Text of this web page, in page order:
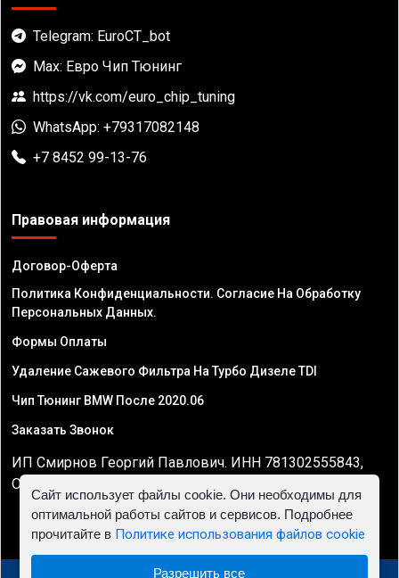
Telegram: EuroCT_bot
Max: Евро Чип Тюнинг
https://vk.com/euro_chip_tuning
WhatsApp: +79317082148
+7 8452 99-13-76
Правовая информация
Договор-Оферта
Политика Конфиденциальности. Согласие На Обработку
Персональных Данных.
Формы Оплаты
Удаление Сажевого Фильтра На Турбо Дизеле TDI
Чип Тюнинг BMW После 2020.06
Заказать Звонок
ИП Смирнов Георгий Павлович. ИНН 781302555843,
ОГРНИП 324470400032610
Сайт использует файлы cookie. Они необходимы для
оптимальной работы сайтов и сервисов. Подробнее
прочитайте в Политике использования файлов cookie
Разрешить все